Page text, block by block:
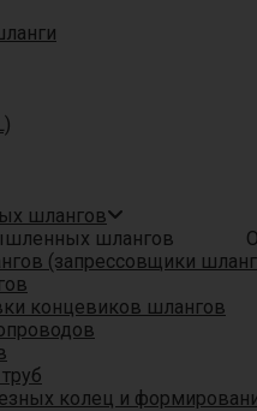
шлангов
(запрессовщики
концевиков шлангов
колец и